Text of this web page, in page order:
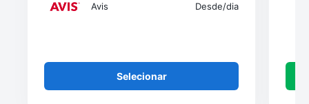
Avis Desde/dia
Selecionar